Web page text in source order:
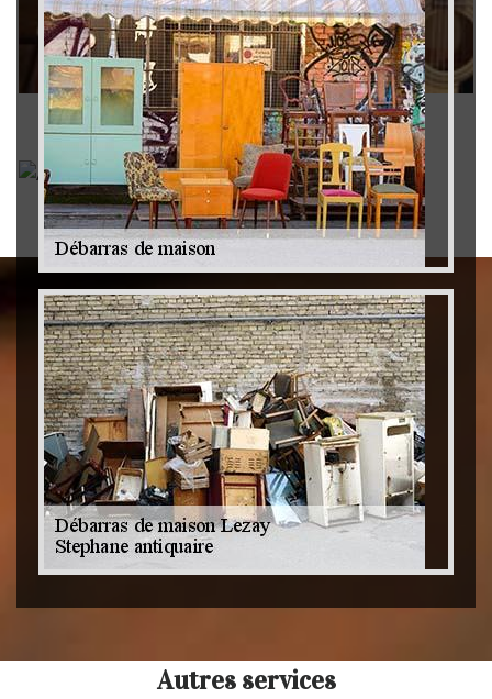
Rachat instrument de musique 79
Achat antiquité 79
Autres services